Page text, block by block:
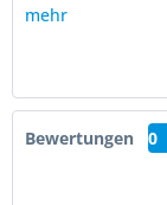
mehr
Bewertungen 0